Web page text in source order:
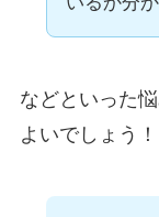
などといった
よいでしょう！